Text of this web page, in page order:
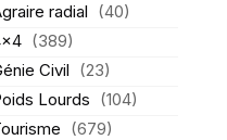
radial (40)
(389)
Civil (23)
Lourds (104)
(679)